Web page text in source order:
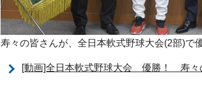
寿々の皆さんが、全日本軟式野球大会(2部)で
[動画]全日本軟式野球大会 優勝！ 寿々